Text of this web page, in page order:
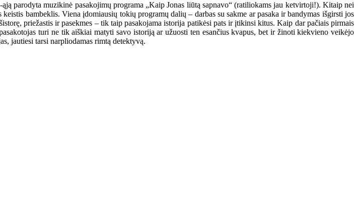
parodyta muzikinė pasakojimų programa „Kaip Jonas liūtą sapnavo“ (ratiliokams jau ketvirtoji!). Kitaip nei
bambeklis. Viena įdomiausių tokių programų dalių – darbas su sakme ar pasaka ir bandymas išgirsti jos
priežastis ir pasekmes – tik taip pasakojama istorija patikėsi pats ir įtikinsi kitus. Kaip dar pačiais pirmais
turi ne tik aiškiai matyti savo istoriją ar užuosti ten esančius kvapus, bet ir žinoti kiekvieno veikėjo
jautiesi tarsi narpliodamas rimtą detektyvą.